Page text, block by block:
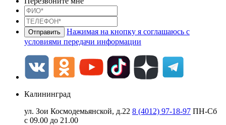
Нажимая на кнопку я соглашаюсь с
условиями передачи информации
Калининград
ул. Зои Космодемьянской, д.22 8 (4012) 97-18-97 ПН-Сб
с 09.00 до 21.00